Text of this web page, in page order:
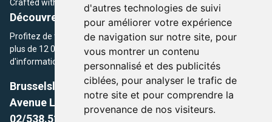
d'autres technologies de suivi
pour améliorer votre expérience
de navigation sur notre site, pour
vous montrer un contenu
personnalisé et des publicités
ciblées, pour analyser le trafic de
notre site et pour comprendre la
provenance de nos visiteurs.
Crafted with by Brusselslife Team
Découvrez plus de 12 000 adresses et événements
Profitez de toutes les sections de BrusselsLife.be et découvrez
plus de 12 000 adresses et un grand choix d'événements,
d'informations et de conseils et astuces de notre écriture.
Brusselslife.be
Avenue Louise, 500 -1050 Ixelles, Brussels,
02/538.51.49.